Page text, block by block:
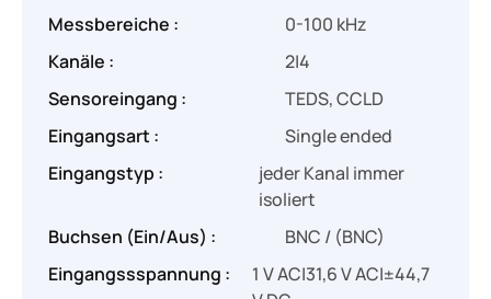
Messbereiche :
0-100 kHz
Kanäle :
2|4
Sensoreingang :
TEDS, CCLD
Eingangsart :
Single ended
Eingangstyp :
jeder Kanal immer
isoliert
Buchsen (Ein/Aus) :
BNC / (BNC)
Eingangssspannung :
1 V AC|31,6 V AC|±44,7